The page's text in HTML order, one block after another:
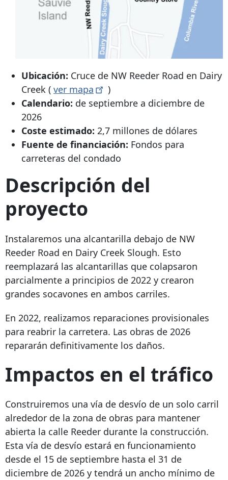
Ubicación: Cruce de NW Reeder Road en Dairy
Creek ( ver mapa
)
Calendario: de septiembre a diciembre de
2026
Coste estimado: 2,7 millones de dólares
Fuente de financiación: Fondos para
carreteras del condado
Descripción del
proyecto
Instalaremos una alcantarilla debajo de NW
Reeder Road en Dairy Creek Slough. Esto
reemplazará las alcantarillas que colapsaron
parcialmente a principios de 2022 y crearon
grandes socavones en ambos carriles.
En 2022, realizamos reparaciones provisionales
para reabrir la carretera. Las obras de 2026
repararán definitivamente los daños.
Impactos en el tráfico
Construiremos una vía de desvío de un solo carril
alrededor de la zona de obras para mantener
abierta la calle Reeder durante la construcción.
Esta vía de desvío estará en funcionamiento
desde el 15 de septiembre hasta el 31 de
diciembre de 2026 y tendrá un ancho mínimo de